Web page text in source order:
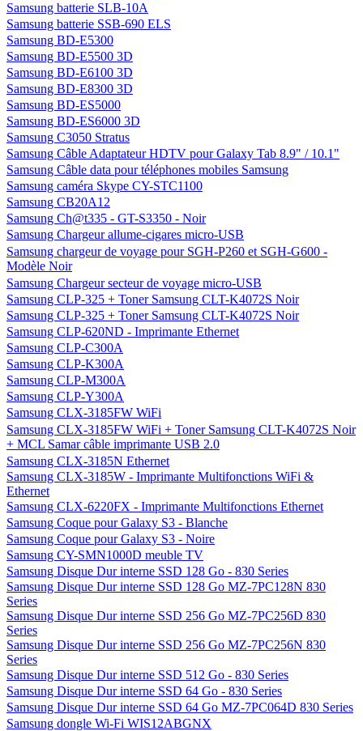
Samsung batterie SLB-10A
Samsung batterie SSB-690 ELS
Samsung BD-E5300
Samsung BD-E5500 3D
Samsung BD-E6100 3D
Samsung BD-E8300 3D
Samsung BD-ES5000
Samsung BD-ES6000 3D
Samsung C3050 Stratus
Samsung Câble Adaptateur HDTV pour Galaxy Tab 8.9" / 10.1"
Samsung Câble data pour téléphones mobiles Samsung
Samsung caméra Skype CY-STC1100
Samsung CB20A12
Samsung Ch@t335 - GT-S3350 - Noir
Samsung Chargeur allume-cigares micro-USB
Samsung chargeur de voyage pour SGH-P260 et SGH-G600 -
Modèle Noir
Samsung Chargeur secteur de voyage micro-USB
Samsung CLP-325 + Toner Samsung CLT-K4072S Noir
Samsung CLP-325 + Toner Samsung CLT-K4072S Noir
Samsung CLP-620ND - Imprimante Ethernet
Samsung CLP-C300A
Samsung CLP-K300A
Samsung CLP-M300A
Samsung CLP-Y300A
Samsung CLX-3185FW WiFi
Samsung CLX-3185FW WiFi + Toner Samsung CLT-K4072S Noir
+ MCL Samar câble imprimante USB 2.0
Samsung CLX-3185N Ethernet
Samsung CLX-3185W - Imprimante Multifonctions WiFi &
Ethernet
Samsung CLX-6220FX - Imprimante Multifonctions Ethernet
Samsung Coque pour Galaxy S3 - Blanche
Samsung Coque pour Galaxy S3 - Noire
Samsung CY-SMN1000D meuble TV
Samsung Disque Dur interne SSD 128 Go - 830 Series
Samsung Disque Dur interne SSD 128 Go MZ-7PC128N 830
Series
Samsung Disque Dur interne SSD 256 Go MZ-7PC256D 830
Series
Samsung Disque Dur interne SSD 256 Go MZ-7PC256N 830
Series
Samsung Disque Dur interne SSD 512 Go - 830 Series
Samsung Disque Dur interne SSD 64 Go - 830 Series
Samsung Disque Dur interne SSD 64 Go MZ-7PC064D 830 Series
Samsung dongle Wi-Fi WIS12ABGNX